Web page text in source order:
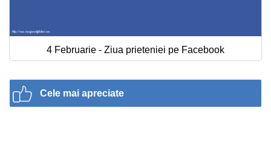
4 Februarie - Ziua prieteniei pe Facebook
Cele mai apreciate